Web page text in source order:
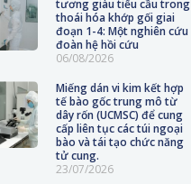
tương giàu tiểu cầu trong
thoái hóa khớp gối giai
đoạn 1-4: Một nghiên cứu
đoàn hệ hồi cứu
06/08/2026
Miếng dán vi kim kết hợp
tế bào gốc trung mô từ
dây rốn (UCMSC) để cung
cấp liên tục các túi ngoại
bào và tái tạo chức năng
tử cung.
23/07/2026